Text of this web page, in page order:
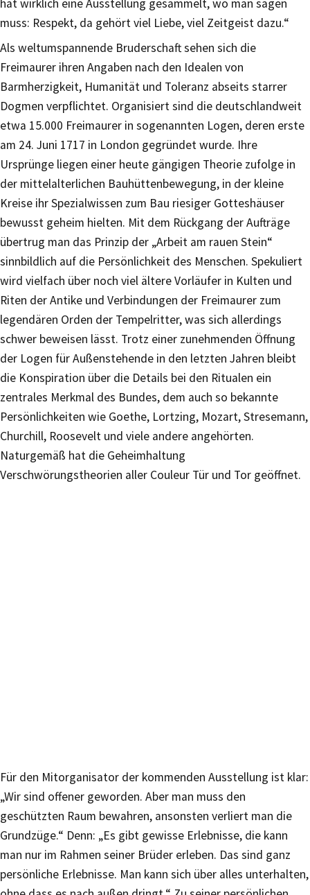
hat wirklich eine Ausstellung gesammelt, wo man sagen
muss: Respekt, da gehört viel Liebe, viel Zeitgeist dazu.“
Als weltumspannende Bruderschaft sehen sich die
Freimaurer ihren Angaben nach den Idealen von
Barmherzigkeit, Humanität und Toleranz abseits starrer
Dogmen verpflichtet. Organisiert sind die deutschlandweit
etwa 15.000 Freimaurer in sogenannten Logen, deren erste
am 24. Juni 1717 in London gegründet wurde. Ihre
Ursprünge liegen einer heute gängigen Theorie zufolge in
der mittelalterlichen Bauhüttenbewegung, in der kleine
Kreise ihr Spezialwissen zum Bau riesiger Gotteshäuser
bewusst geheim hielten. Mit dem Rückgang der Aufträge
übertrug man das Prinzip der „Arbeit am rauen Stein“
sinnbildlich auf die Persönlichkeit des Menschen. Spekuliert
wird vielfach über noch viel ältere Vorläufer in Kulten und
Riten der Antike und Verbindungen der Freimaurer zum
legendären Orden der Tempelritter, was sich allerdings
schwer beweisen lässt. Trotz einer zunehmenden Öffnung
der Logen für Außenstehende in den letzten Jahren bleibt
die Konspiration über die Details bei den Ritualen ein
zentrales Merkmal des Bundes, dem auch so bekannte
Persönlichkeiten wie Goethe, Lortzing, Mozart, Stresemann,
Churchill, Roosevelt und viele andere angehörten.
Naturgemäß hat die Geheimhaltung
Verschwörungstheorien aller Couleur Tür und Tor geöffnet.
Für den Mitorganisator der kommenden Ausstellung ist klar:
„Wir sind offener geworden. Aber man muss den
geschützten Raum bewahren, ansonsten verliert man die
Grundzüge.“ Denn: „Es gibt gewisse Erlebnisse, die kann
man nur im Rahmen seiner Brüder erleben. Das sind ganz
persönliche Erlebnisse. Man kann sich über alles unterhalten,